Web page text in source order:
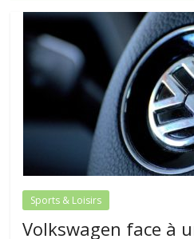
Sports & Loisirs
Volkswagen face à